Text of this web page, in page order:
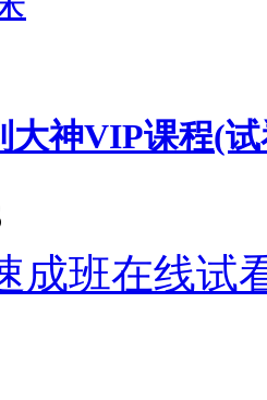
大神VIP课程(
成班在线试